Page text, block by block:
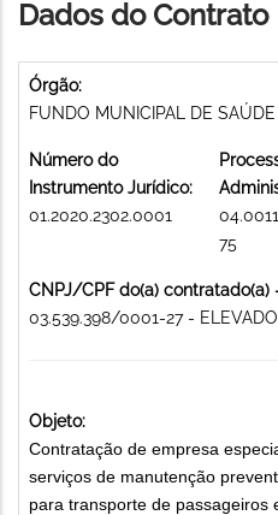
Dados do Contrato
Órgão:
FUNDO MUNICIPAL DE SAÚDE
Número do
Instrumento Jurídico:
01.2020.2302.0001
75
CNPJ/CPF do(a)
03.539.398/0001-27 -
Objeto:
Contratação de empresa
serviços de manutenção
para transporte de passageiros